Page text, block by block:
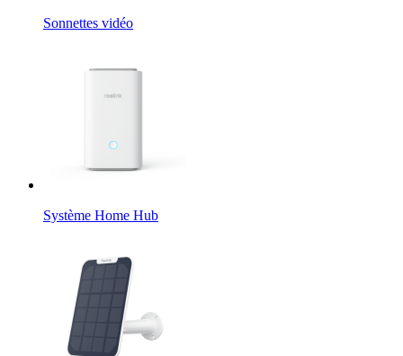
Sonnettes vidéo
Système Home Hub